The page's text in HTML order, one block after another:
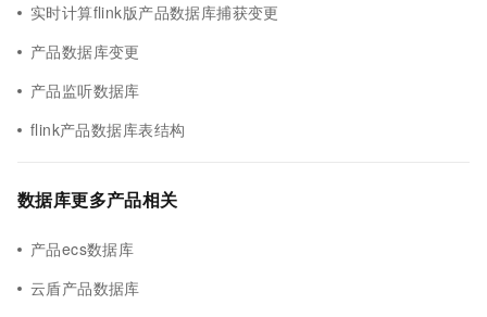
实时计算flink版产品数据库捕获变更
产品数据库变更
产品监听数据库
flink产品数据库表结构
数据库更多产品相关
产品ecs数据库
云盾产品数据库